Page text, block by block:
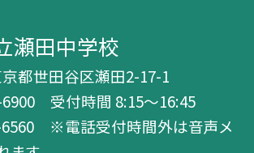
瀬田中学校
京都世田谷区瀬田2-17-1
6900 受付時間 8:15～16:45
6560 ※電話受付時間外は音声メ